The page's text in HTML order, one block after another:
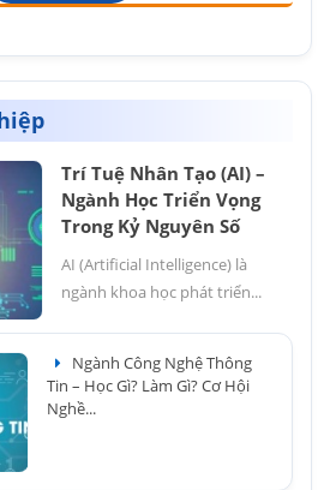
Trí Tuệ Nhân Tạo (AI) –
Ngành Học Triển Vọng
Trong Kỷ Nguyên Số
AI (Artificial Intelligence) là
ngành khoa học phát triển...
Ngành Công Nghệ Thông
Tin – Học Gì? Làm Gì? Cơ Hội
Nghề...